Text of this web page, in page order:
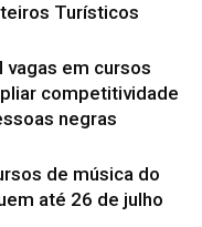
Turísticos
vagas em cursos
competitividade
negras
de música do
até 26 de julho